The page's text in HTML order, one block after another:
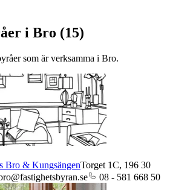
i Bro (15)
som är verksamma i Bro.
Bro & KungsängenTorget 1C, 196 30
08 - 581 668 50